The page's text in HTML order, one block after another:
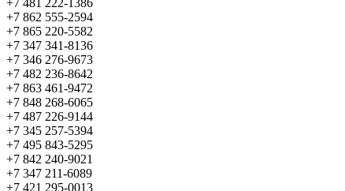
+7 481 222-1386
+7 862 555-2594
+7 865 220-5582
+7 347 341-8136
+7 346 276-9673
+7 482 236-8642
+7 863 461-9472
+7 848 268-6065
+7 487 226-9144
+7 345 257-5394
+7 495 843-5295
+7 842 240-9021
+7 347 211-6089
+7 421 295-0013